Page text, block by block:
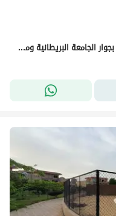
فيلا 5 غرف استلام فوري للبيع في الشروق بجوار الجامعة البريطانية ومعاها برايفت pool سور في سور مع البروج